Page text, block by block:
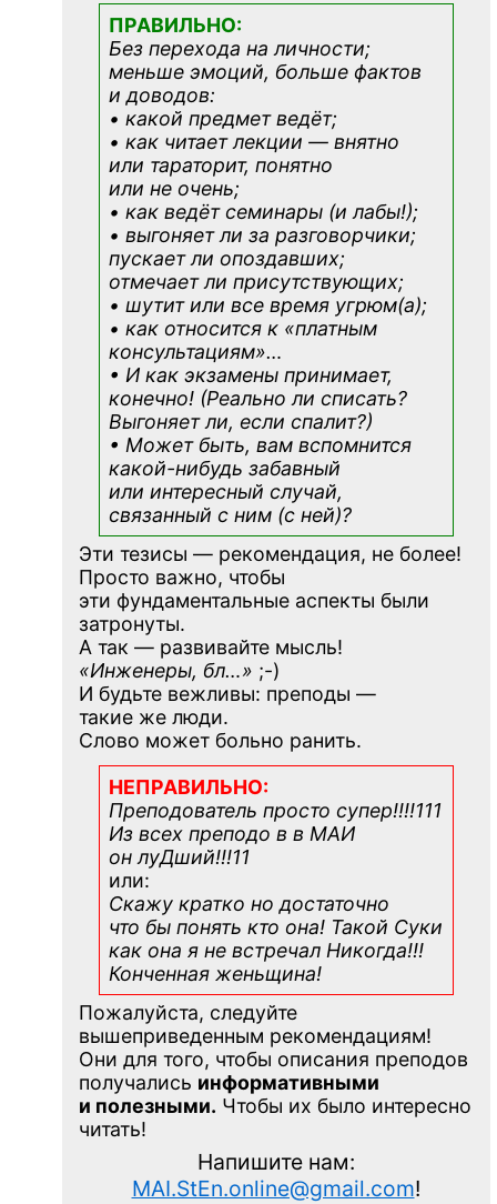
ПРАВИЛЬНО:
Без перехода на личности;
меньше эмоций, больше фактов
и доводов:
• какой предмет ведёт;
• как читает лекции — внятно
или тараторит, понятно
или не очень;
• как ведёт семинары (и лабы!);
• выгоняет ли за разговорчики;
пускает ли опоздавших;
отмечает ли присутствующих;
• шутит или все время угрюм(а);
• как относится к «платным
консультациям»…
• И как экзамены принимает,
конечно! (Реально ли списать?
Выгоняет ли, если спалит?)
• Может быть, вам вспомнится
какой-нибудь забавный
или интересный случай,
связанный с ним (с ней)?
Эти тезисы — рекомендация, не более!
Просто важно, чтобы
эти фундаментальные аспекты были
затронуты.
А так — развивайте мысль!
«Инженеры, бл…» ;-)
И будьте вежливы: преподы —
такие же люди.
Слово может больно ранить.
НЕПРАВИЛЬНО:
Преподователь просто супер!!!!111
Из всех преподо в в МАИ
он луДший!!!11
или:
Скажу кратко но достаточно
что бы понять кто она! Такой Суки
как она я не встречал Никогда!!!
Конченная женьщина!
Пожалуйста, следуйте
вышеприведенным рекомендациям!
Они для того, чтобы описания преподов
получались информативными
и полезными. Чтобы их было интересно
читать!
Напишите нам:
MAI.StEn.online@gmail.com!